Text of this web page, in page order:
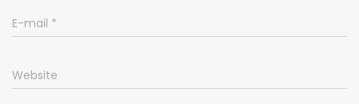
E-mail *
Website